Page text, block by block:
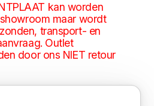
kan worden
maar wordt
transport- en
Outlet
door ons NIET retour